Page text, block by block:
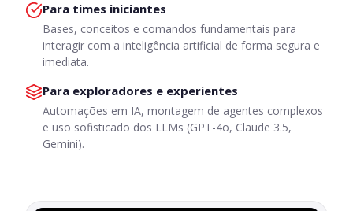
Para times iniciantes
Bases, conceitos e comandos fundamentais para
interagir com a inteligência artificial de forma segura e
imediata.
Para exploradores e experientes
Automações em IA, montagem de agentes complexos
e uso sofisticado dos LLMs (GPT-4o, Claude 3.5,
Gemini).